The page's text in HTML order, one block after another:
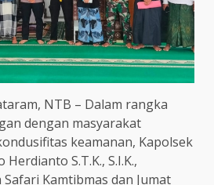
NTB – Dalam rangka
dengan masyarakat
keamanan, Kapolsek
S.T.K., S.I.K.,
Kamtibmas dan Jumat